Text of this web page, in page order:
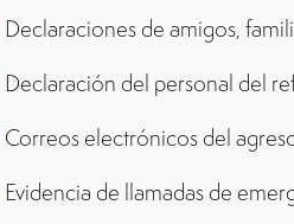
Declaraciones de amigos,
Declaración del personal del
Correos electrónicos del
Evidencia de llamadas de